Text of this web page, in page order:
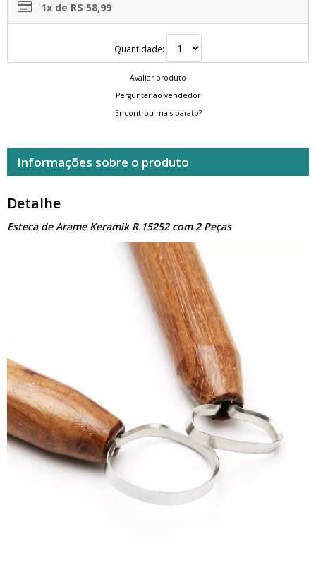
1x de R$ 58,99
Quantidade:
Avaliar produto
Perguntar ao vendedor
Encontrou mais barato?
Informações sobre o produto
Detalhe
Esteca de Arame Keramik R.15252 com 2 Peças